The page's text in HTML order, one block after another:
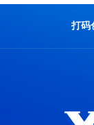
打码